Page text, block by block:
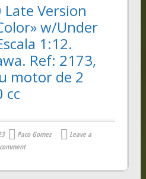
Late Version
w/Under
1:12.
Ref: 2173,
motor de 2
cc
Paco Gomez
Leave a
comment